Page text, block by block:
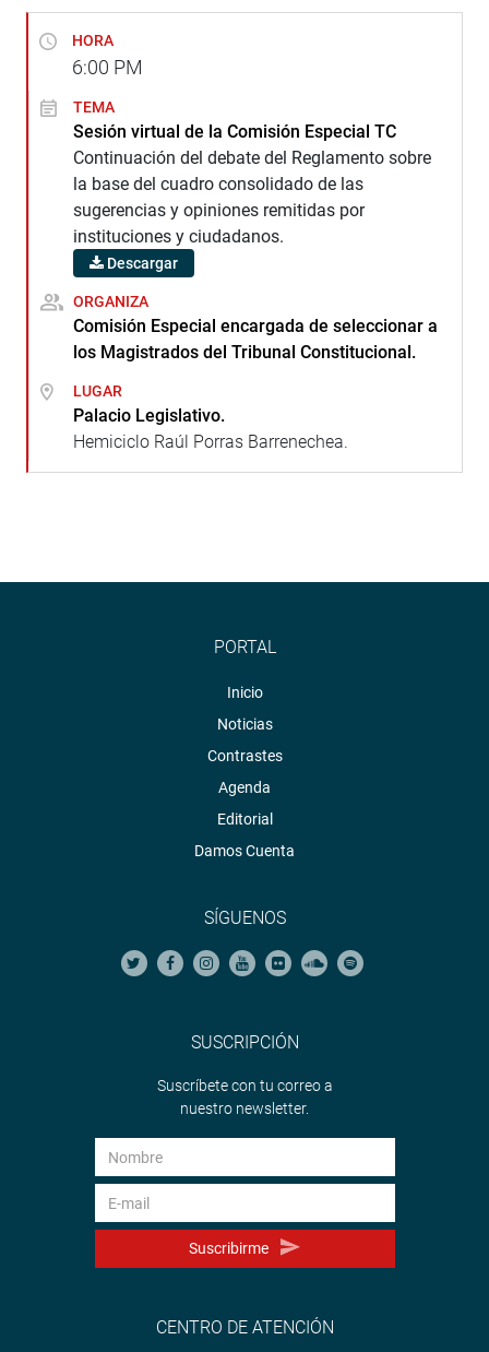
HORA
6:00 PM
TEMA
Sesión virtual de la Comisión Especial TC
Continuación del debate del Reglamento sobre
la base del cuadro consolidado de las
sugerencias y opiniones remitidas por
instituciones y ciudadanos.
Descargar
ORGANIZA
Comisión Especial encargada de seleccionar a
los Magistrados del Tribunal Constitucional.
LUGAR
Palacio Legislativo.
Hemiciclo Raúl Porras Barrenechea.
PORTAL
Inicio
Noticias
Contrastes
Agenda
Editorial
Damos Cuenta
SÍGUENOS
SUSCRIPCIÓN
Suscríbete con tu correo a
nuestro newsletter.
Suscribirme
CENTRO DE ATENCIÓN